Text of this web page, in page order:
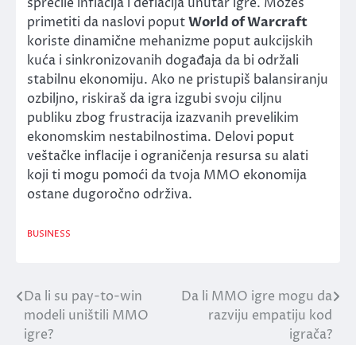
primetiti da naslovi poputWorld of Warcraft
koriste dinamične mehanizme poput aukcijskih
kuća i sinkronizovanih događaja da bi održali
stabilnu ekonomiju. Ako ne pristupiš balansiranju
ozbiljno, riskiraš da igra izgubi svoju ciljnu
publiku zbog frustracija izazvanih prevelikim
ekonomskim nestabilnostima. Delovi poput
veštačke inflacije i ograničenja resursa su alati
koji ti mogu pomoći da tvoja MMO ekonomija
ostane dugoročno održiva.
BUSINESS
Post
navigation
Da li su pay-to-win
modeli uništili MMO
igre?
Da li MMO igre mogu da
razviju empatiju kod
igrača?